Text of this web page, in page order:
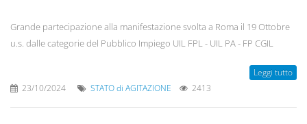
Grande partecipazione alla manifestazione svolta a Roma il 19 Ottobre
u.s. dalle categorie del Pubblico Impiego UIL FPL - UIL PA - FP CGIL
Leggi tutto
23/10/2024 STATO di AGITAZIONE 2413